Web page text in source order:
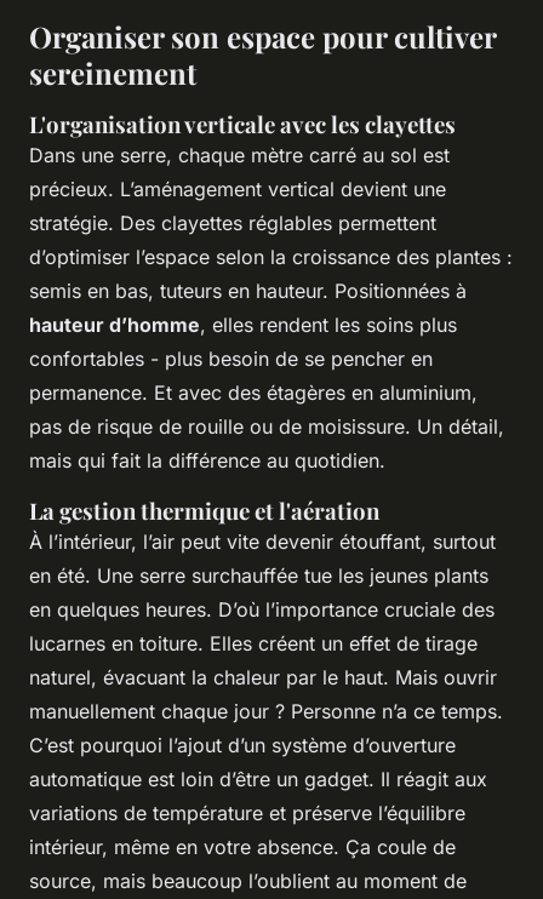
Organiser son espace pour cultiver
sereinement
L'organisation verticale avec les clayettes
Dans une serre, chaque mètre carré au sol est
précieux. L’aménagement vertical devient une
stratégie. Des clayettes réglables permettent
d’optimiser l’espace selon la croissance des plantes :
semis en bas, tuteurs en hauteur. Positionnées à
hauteur d’homme, elles rendent les soins plus
confortables - plus besoin de se pencher en
permanence. Et avec des étagères en aluminium,
pas de risque de rouille ou de moisissure. Un détail,
mais qui fait la différence au quotidien.
La gestion thermique et l'aération
À l’intérieur, l’air peut vite devenir étouffant, surtout
en été. Une serre surchauffée tue les jeunes plants
en quelques heures. D’où l’importance cruciale des
lucarnes en toiture. Elles créent un effet de tirage
naturel, évacuant la chaleur par le haut. Mais ouvrir
manuellement chaque jour ? Personne n’a ce temps.
C’est pourquoi l’ajout d’un système d’ouverture
automatique est loin d’être un gadget. Il réagit aux
variations de température et préserve l’équilibre
intérieur, même en votre absence. Ça coule de
source, mais beaucoup l’oublient au moment de